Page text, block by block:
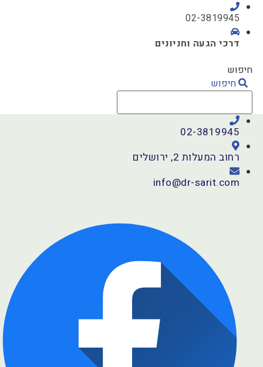
02-3819945
דרכי הגעה וחניונים
חיפוש
חיפוש
02-3819945
רחוב המעלות 2, ירושלים
info@dr-sarit.com